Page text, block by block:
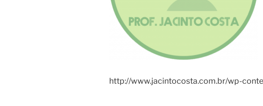
http://www.jacintocosta.com.br/wp-